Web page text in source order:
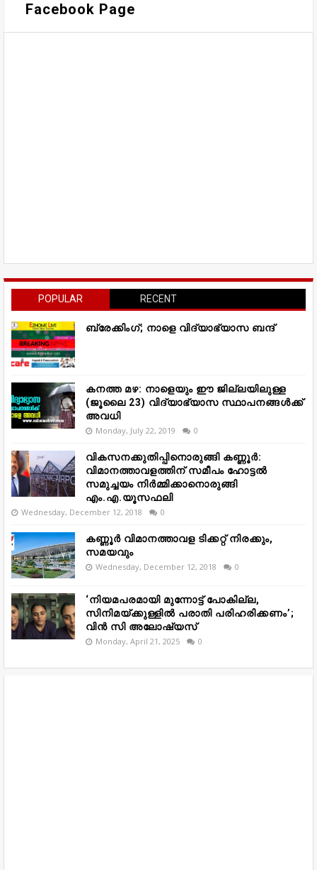
Facebook Page
POPULAR RECENT
ബ്രേക്കിംഗ്; നാളെ വിദ്യാഭ്യാസ ബന്ദ്
കനത്ത മഴ: നാളെയും ഈ ജില്ലയിലുള്ള
(ജൂലൈ 23) വിദ്യാഭ്യാസ സ്ഥാപനങ്ങൾക്ക്
അവധി
Monday, July 22, 2019 0
വികസനക്കുതിപ്പിനൊരുങ്ങി കണ്ണൂർ:
വിമാനത്താവളത്തിന് സമീപം ഹോട്ടൽ
സമുച്ചയം നിർമ്മിക്കാനൊരുങ്ങി
എം.എ.യൂസഫലി
Wednesday, December 12, 2018 0
കണ്ണൂർ വിമാനത്താവള ടിക്കറ്റ് നിരക്കും,
സമയവും
Wednesday, December 12, 2018 0
‘നിയമപരമായി മുന്നോട്ട് പോകില്ല,
സിനിമയ്ക്കുള്ളിൽ പരാതി പരിഹരിക്കണം’;
വിൻ സി അലോഷ്യസ്
Monday, April 21, 2025 0